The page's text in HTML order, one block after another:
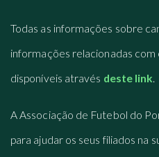
Todas as informações sobre
informações relacionadas
disponíveis através deste link
A Associação de Futebol do
para ajudar os seus filiados na